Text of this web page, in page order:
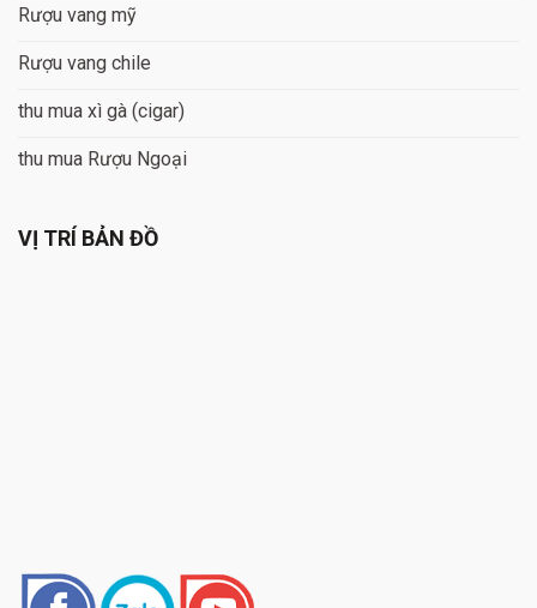
Rượu vang mỹ
Rượu vang chile
thu mua xì gà (cigar)
thu mua Rượu Ngoại
VỊ TRÍ BẢN ĐỒ